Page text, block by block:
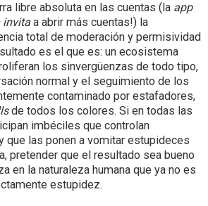
libre absoluta en las cuentas (la app
invitaa abrir más cuentas!) la
total de moderación y permisividad
es el que es: un ecosistema
los sinvergüenzas de todo tipo,
normal y el seguimiento de los
contaminado por estafadores,
de todos los colores. Si en todas las
imbéciles que controlan
que las ponen a vomitar estupideces
pretender que el resultado sea bueno
en la naturaleza humana que ya no es
estupidez.